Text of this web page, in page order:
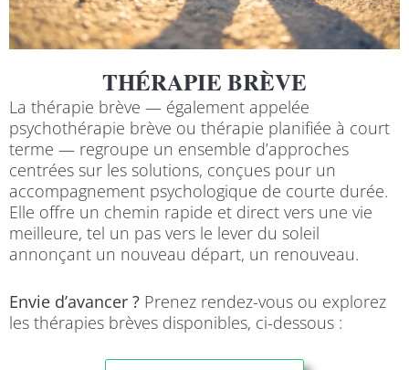
THÉRAPIE BRÈVE
La thérapie brève — également appelée
psychothérapie brève ou thérapie planifiée à court
terme — regroupe un ensemble d’approches
centrées sur les solutions, conçues pour un
accompagnement psychologique de courte durée.
Elle offre un chemin rapide et direct vers une vie
meilleure, tel un pas vers le lever du soleil
annonçant un nouveau départ, un renouveau.
Envie d’avancer ? Prenez rendez-vous ou explorez
les thérapies brèves disponibles, ci-dessous :